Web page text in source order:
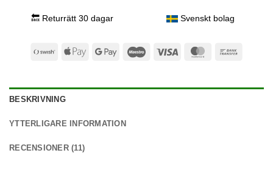
🔙 Returrätt 30 dagar Svenskt bolag
Swish
Apple
Google
MaestroVisa MasterCard
BESKRIVNING
YTTERLIGARE INFORMATION
RECENSIONER (11)